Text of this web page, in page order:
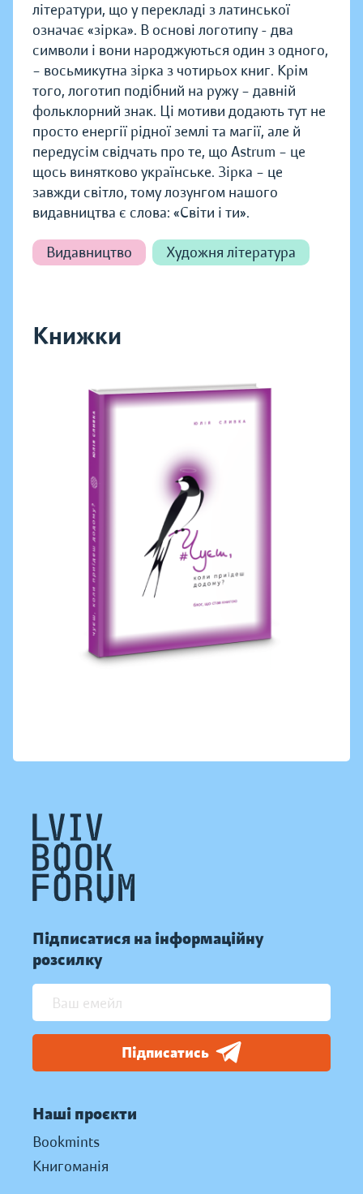
літератури, що у перекладі з латинської
означає «зірка». В основі логотипу - два
символи і вони народжуються один з одного,
– восьмикутна зірка з чотирьох книг. Крім
того, логотип подібний на ружу – давній
фольклорний знак. Ці мотиви додають тут не
просто енергії рідної землі та магії, але й
передусім свідчать про те, що Astrum – це
щось винятково українське. Зірка – це
завжди світло, тому лозунгом нашого
видавництва є слова: «Світи і ти».
Видавництво Художня література
Книжки
Підписатися на інформаційну
розсилку
Підписатись
Наші проєкти
Bookmints
Книгоманія